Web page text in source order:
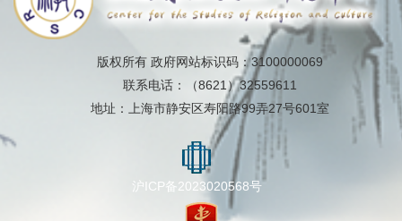
版权所有 政府网站标识码：3100000069
联系电话：（8621）32559611
地址：上海市静安区寿阳路99弄27号601室
沪ICP备2023020568号